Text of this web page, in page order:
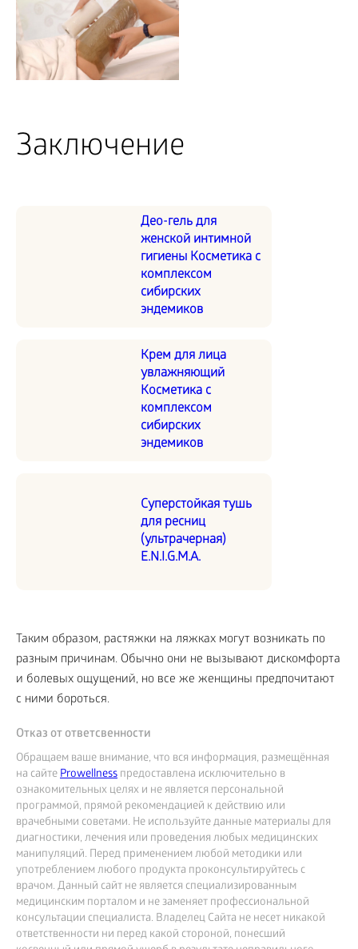
Заключение
Део-гель для
женской интимной
гигиены Косметика с
комплексом
сибирских
эндемиков
Крем для лица
увлажняющий
Косметика с
комплексом
сибирских
эндемиков
Суперстойкая тушь
для ресниц
(ультрачерная)
E.N.I.G.M.A.
Таким образом, растяжки на ляжках могут возникать по
разным причинам. Обычно они не вызывают дискомфорта
и болевых ощущений, но все же женщины предпочитают
с ними бороться.
Отказ от ответсвенности
Обращаем ваше внимание, что вся информация, размещённая
на сайтеProwellness предоставлена исключительно в
ознакомительных целях и не является персональной
программой, прямой рекомендацией к действию или
врачебными советами. Не используйте данные материалы для
диагностики, лечения или проведения любых медицинских
манипуляций. Перед применением любой методики или
употреблением любого продукта проконсультируйтесь с
врачом. Данный сайт не является специализированным
медицинским порталом и не заменяет профессиональной
консультации специалиста. Владелец Сайта не несет никакой
ответственности ни перед какой стороной, понесший